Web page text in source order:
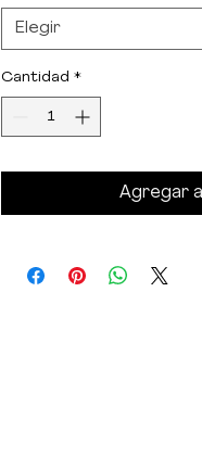
Elegir
Cantidad *
Agregar